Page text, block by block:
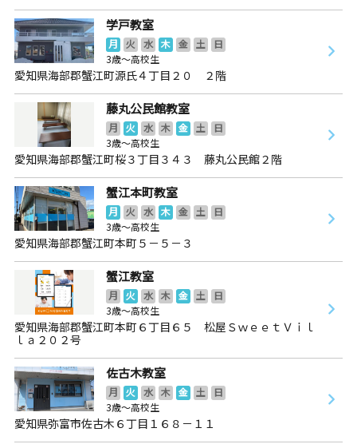
学戸教室
月 火 水 木 金 土
日
3歳～高校生
愛知県海部郡蟹江町源氏４丁目２０ ２階
藤丸公民館教室
月 火 水 木 金 土
日
3歳～高校生
愛知県海部郡蟹江町桜３丁目３４３ 藤丸公民館２階
蟹江本町教室
月 火 水 木 金 土
日
3歳～高校生
愛知県海部郡蟹江町本町５－５－３
蟹江教室
月 火 水 木 金 土
日
3歳～高校生
愛知県海部郡蟹江町本町６丁目６５ 松屋ＳｗｅｅｔＶｉｌ
ｌａ２０２号
佐古木教室
月 火 水 木 金 土
日
3歳～高校生
愛知県弥富市佐古木６丁目１６８－１１